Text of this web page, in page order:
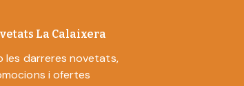
La Calaixera
les darreres novetats,
i ofertes